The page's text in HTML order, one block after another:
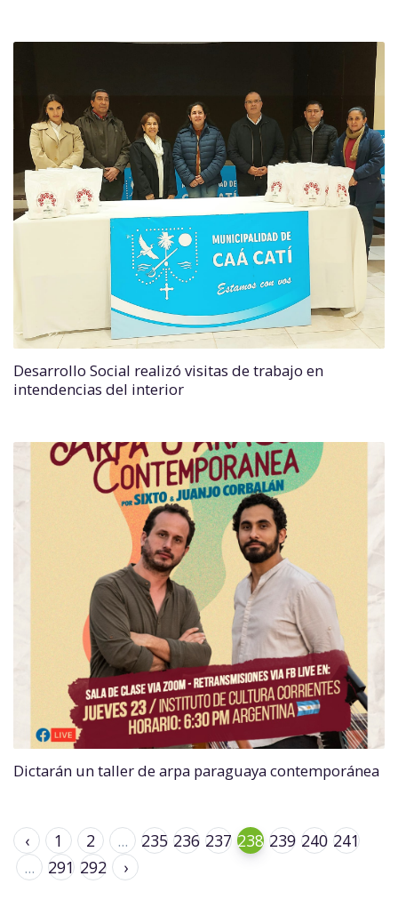
Desarrollo Social realizó visitas de trabajo en
intendencias del interior
Dictarán un taller de arpa paraguaya contemporánea
‹ 1 2 ... 235 236 237 238 239 240 241
...
291 292 ›